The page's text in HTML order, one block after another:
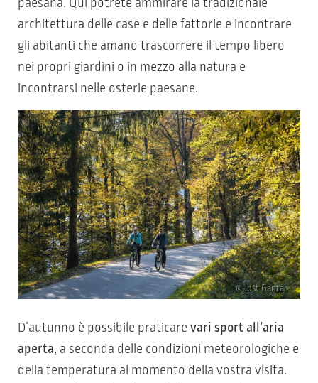
paesana. Qui potrete ammirare la tradizionale
architettura delle case e delle fattorie e incontrare
gli abitanti che amano trascorrere il tempo libero
nei propri giardini o in mezzo alla natura e
incontrarsi nelle osterie paesane.
© Jošt Gantar
D’autunno è possibile praticare vari sport all’aria
aperta, a seconda delle condizioni meteorologiche e
della temperatura al momento della vostra visita.